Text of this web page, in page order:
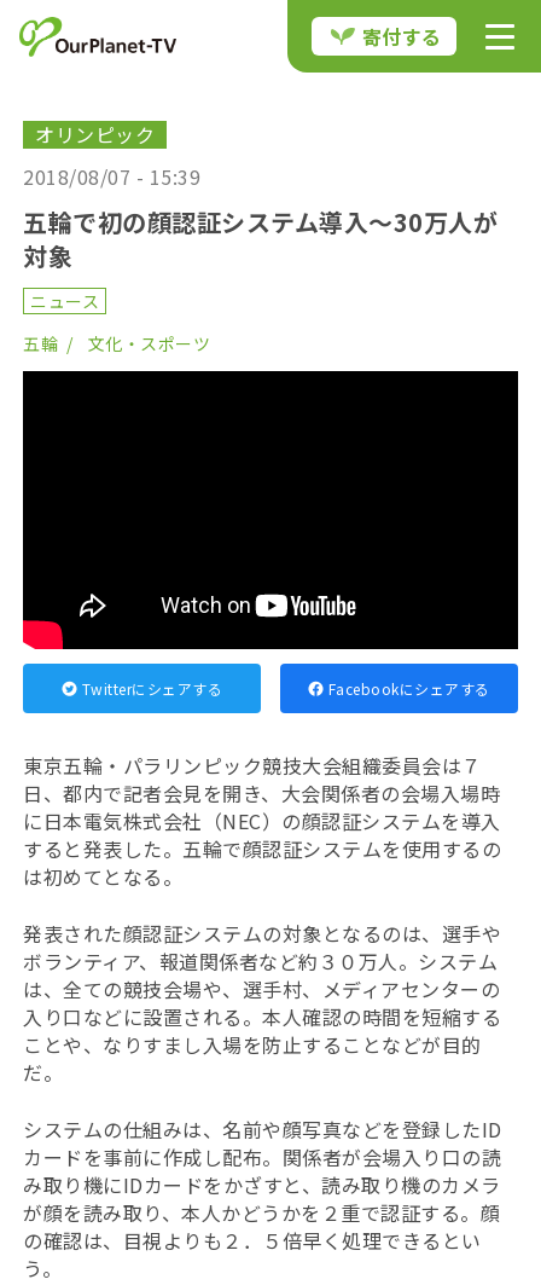
寄付する
オリンピック
2018/08/07 - 15:39
五輪で初の顔認証システム導入～30万人が
対象
ニュース
五輪
文化・スポーツ
Twitterにシェアする Facebookにシェアする
東京五輪・パラリンピック競技大会組織委員会は７
日、都内で記者会見を開き、大会関係者の会場入場時
に日本電気株式会社（NEC）の顔認証システムを導入
すると発表した。五輪で顔認証システムを使用するの
は初めてとなる。
発表された顔認証システムの対象となるのは、選手や
ボランティア、報道関係者など約３０万人。システム
は、全ての競技会場や、選手村、メディアセンターの
入り口などに設置される。本人確認の時間を短縮する
ことや、なりすまし入場を防止することなどが目的
だ。
システムの仕組みは、名前や顔写真などを登録したID
カードを事前に作成し配布。関係者が会場入り口の読
み取り機にIDカードをかざすと、読み取り機のカメラ
が顔を読み取り、本人かどうかを２重で認証する。顔
の確認は、目視よりも２．５倍早く処理できるとい
う。